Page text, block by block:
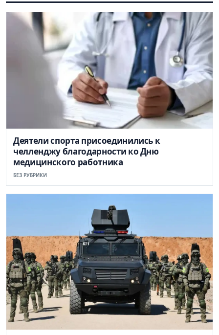
Деятели спорта присоединились к
челленджу благодарности ко Дню
медицинского работника
БЕЗ РУБРИКИ